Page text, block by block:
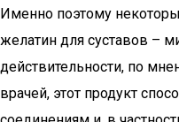
Именно поэтому
желатин для суставов –
действительности, по
врачей, этот продукт